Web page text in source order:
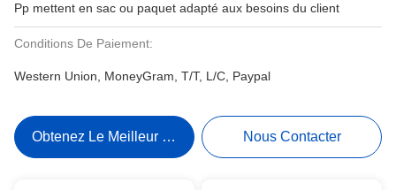
Pp mettent en sac ou paquet adapté aux besoins du client
Conditions De Paiement:
Western Union, MoneyGram, T/T, L/C, Paypal
Obtenez Le Meilleur Prix Nous Contacter